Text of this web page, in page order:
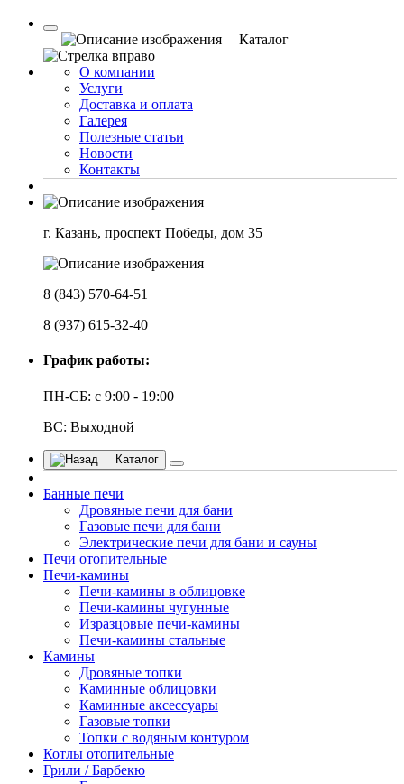
Каталог
О компании
Услуги
Доставка и оплата
Галерея
Полезные статьи
Новости
Контакты
г. Казань, проспект Победы, дом 35
8 (843) 570-64-51
8 (937) 615-32-40
График работы:
ПН-СБ: с 9:00 - 19:00
ВС: Выходной
Каталог
Банные печи
Дровяные печи для бани
Газовые печи для бани
Электрические печи для бани и сауны
Печи отопительные
Печи-камины
Печи-камины в облицовке
Печи-камины чугунные
Изразцовые печи-камины
Печи-камины стальные
Камины
Дровяные топки
Каминные облицовки
Каминные аксессуары
Газовые топки
Топки с водяным контуром
Котлы отопительные
Грили / Барбекю